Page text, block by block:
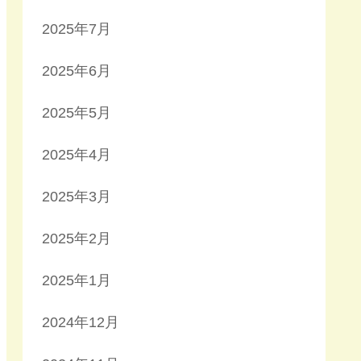
2025年7月
2025年6月
2025年5月
2025年4月
2025年3月
2025年2月
2025年1月
2024年12月